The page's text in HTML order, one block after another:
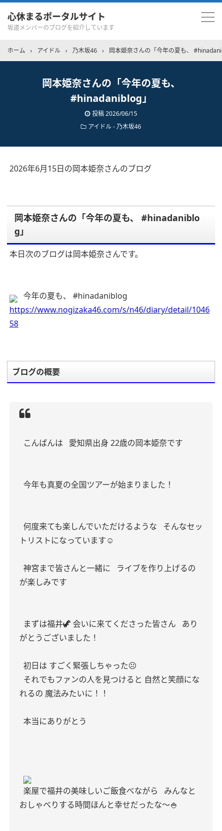
心休まるポータルサイト
坂道メンバーのブログを紹介しています
ホーム › アイドル › 乃木坂46 › 岡本姫奈さんの「今年の夏も、
岡本姫奈さんの「今年の夏も、
#hinadaniblog」
投稿2026/06/15
アイドル - 乃木坂46
2026年6月15日の岡本姫奈さんのブログ
岡本姫奈さんの「今年の夏も、 #hinadaniblo
g」
本日次のブログは岡本姫奈さんです。
今年の夏も、 #hinadaniblog
https://www.nogizaka46.com/s/n46/diary/detail/1046
58
ブログの概要
こんばんは 愛知県出身 22歳の岡本姫奈です
今年も真夏の全国ツアーが始まりました！
何度来ても楽しんでいただけるような
そんなセッ
トリストになっています☺️
神宮まで皆さんと一緒に
ライブを作り上げるの
が楽しみです
まずは福井🦖 会いに来てくださった皆さん
あり
がとうございました！
初日は すごく緊張しちゃった☹️
それでもファンの人を見つけると 自然と笑顔にな
れるの 魔法みたいに！！
本当にありがとう
楽屋で福井の美味しいご飯食べながら
みんなと
おしゃべりする時間ほんと幸せだったな〜🍚